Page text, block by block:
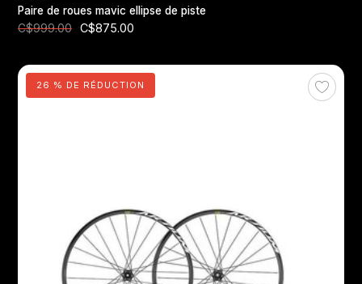
Paire de roues mavic ellipse de piste
C$999.00
C$875.00
26 % DE RÉDUCTION